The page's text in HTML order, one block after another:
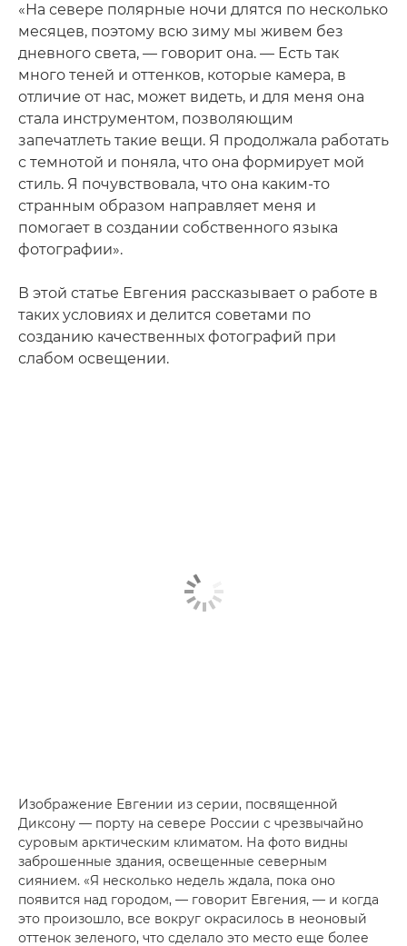
«На севере полярные ночи длятся по несколько
месяцев, поэтому всю зиму мы живем без
дневного света, — говорит она. — Есть так
много теней и оттенков, которые камера, в
отличие от нас, может видеть, и для меня она
стала инструментом, позволяющим
запечатлеть такие вещи. Я продолжала работать
с темнотой и поняла, что она формирует мой
стиль. Я почувствовала, что она каким-то
странным образом направляет меня и
помогает в создании собственного языка
фотографии».
В этой статье Евгения рассказывает о работе в
таких условиях и делится советами по
созданию качественных фотографий при
слабом освещении.
Изображение Евгении из серии, посвященной
Диксону — порту на севере России с чрезвычайно
суровым арктическим климатом. На фото видны
заброшенные здания, освещенные северным
сиянием. «Я несколько недель ждала, пока оно
появится над городом, — говорит Евгения, — и когда
это произошло, все вокруг окрасилось в неоновый
оттенок зеленого, что сделало это место еще более